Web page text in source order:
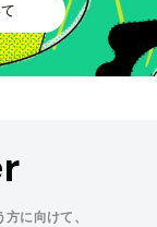
に向けて、